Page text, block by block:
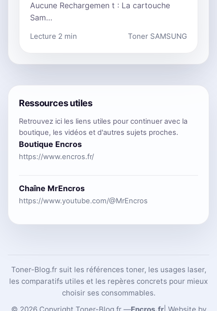
Aucune Rechargemen t : La cartouche
Sam…
Lecture 2 min Toner SAMSUNG
Ressources utiles
Retrouvez ici les liens utiles pour continuer avec la
boutique, les vidéos et d'autres sujets proches.
Boutique Encros
https://www.encros.fr/
Chaîne MrEncros
https://www.youtube.com/@MrEncros
Toner-Blog.fr suit les références toner, les usages laser,
les comparatifs utiles et les repères concrets pour mieux
choisir ses consommables.